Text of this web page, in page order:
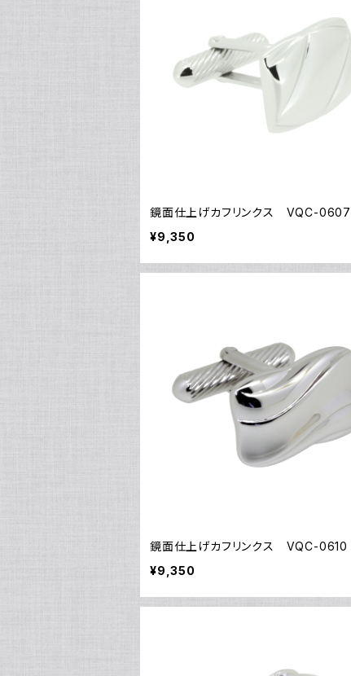
鏡面仕上げカフリンクス VQC-0607
¥9,350
鏡面仕上げカフリンクス VQC-0610
¥9,350